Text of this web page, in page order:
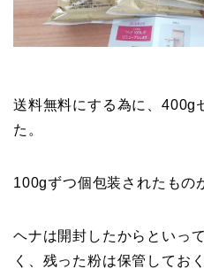
送料無料にする為に、400g
た。
100gずつ個包装されたもの
ヘナは開封したからといっ
く、残った粉は保管してお